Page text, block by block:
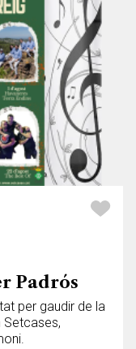
Padrós
per gaudir de la
Setcases,